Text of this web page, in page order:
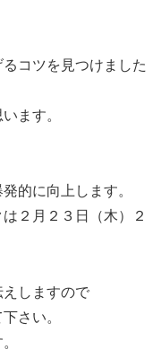
コツを見つけました
ます。
的に向上します。
２月２３日（木）２
えしますので
さい。